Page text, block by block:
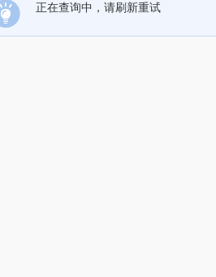
正在查询中，请刷新重试